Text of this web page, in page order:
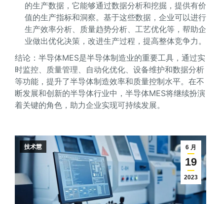
的生产数据，它能够通过数据分析和挖掘，提供有价
值的生产指标和洞察。基于这些数据，企业可以进行
生产效率分析、质量趋势分析、工艺优化等，帮助企
业做出优化决策，改进生产过程，提高整体竞争力。
结论：半导体MES是半导体制造业的重要工具，通过实
时监控、质量管理、自动化优化、设备维护和数据分析
等功能，提升了半导体制造效率和质量控制水平。在不
断发展和创新的半导体行业中，半导体MES将继续扮演
着关键的角色，助力企业实现可持续发展。
6 月
19
2023
技术慧